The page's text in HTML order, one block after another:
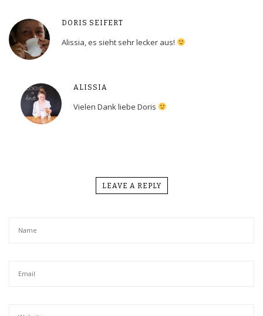
DORIS SEIFERT
Alissia, es sieht sehr lecker aus!
ALISSIA
Vielen Dank liebe Doris
LEAVE A REPLY